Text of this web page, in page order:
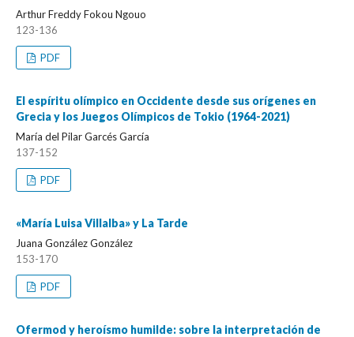
Arthur Freddy Fokou Ngouo
123-136
PDF
El espíritu olímpico en Occidente desde sus orígenes en
Grecia y los Juegos Olímpicos de Tokio (1964-2021)
María del Pilar Garcés García
137-152
PDF
«María Luisa Villalba» y La Tarde
Juana González González
153-170
PDF
Ofermod y heroísmo humilde: sobre la interpretación de